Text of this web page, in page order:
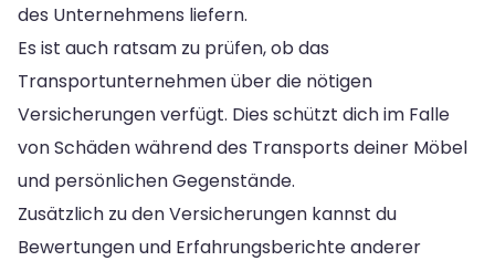
des Unternehmens liefern.
Es ist auch ratsam zu prüfen, ob das
Transportunternehmen über die nötigen
Versicherungen verfügt. Dies schützt dich im Falle
von Schäden während des Transports deiner Möbel
und persönlichen Gegenstände.
Zusätzlich zu den Versicherungen kannst du
Bewertungen und Erfahrungsberichte anderer